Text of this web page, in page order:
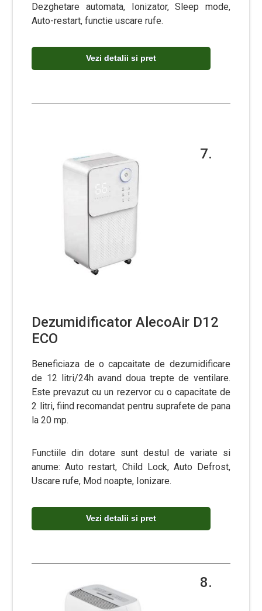
Dezghetare automata, Ionizator, Sleep mode,
Auto-restart, functie uscare rufe.
Vezi detalii si pret
7.
Dezumidificator AlecoAir D12
ECO
Beneficiaza de o capcaitate de dezumidificare
de 12 litri/24h avand doua trepte de ventilare.
Este prevazut cu un rezervor cu o capacitate de
2 litri, fiind recomandat pentru suprafete de pana
la 20 mp.
Functiile din dotare sunt destul de variate si
anume: Auto restart, Child Lock, Auto Defrost,
Uscare rufe, Mod noapte, Ionizare.
Vezi detalii si pret
8.